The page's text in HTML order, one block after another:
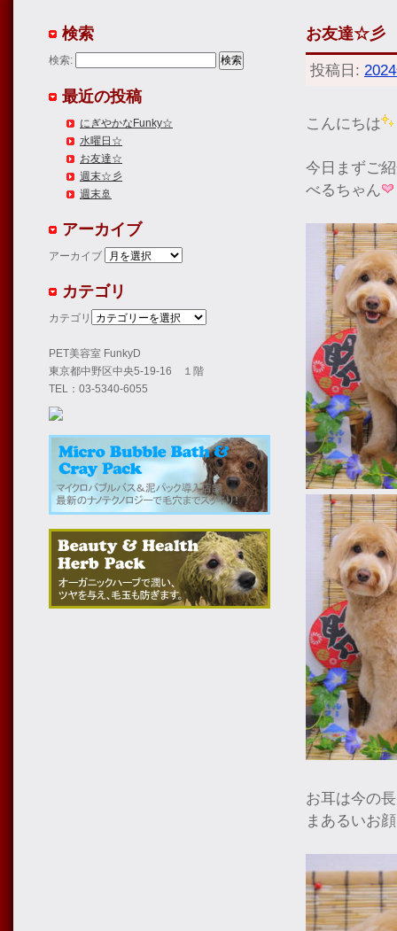
お友達☆彡
投稿日:
こんにちは
今日まずご
べるちゃん
お耳は今の
まあるいお
検索
検索:
最近の投稿
にぎやかなFunky☆
水曜日☆
お友達☆
週末☆彡
週末🚢
アーカイブ
アーカイブ
カテゴリ
カテゴリ
PET美容室 FunkyD
東京都中野区中央5-19-16 １階
TEL：03-5340-6055